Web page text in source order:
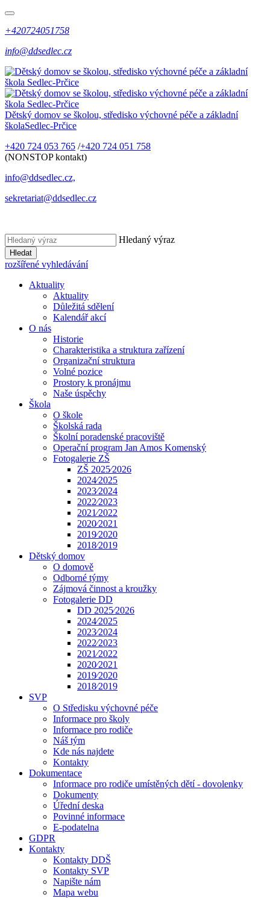
+420724051758
info@ddsedlec.cz
Dětský domov se školou, středisko výchovné péče a základní
školaSedlec-Prčice
+420 724 053 765 /+420 724 051 758
(NONSTOP kontakt)
info@ddsedlec.cz,
sekretariat@ddsedlec.cz
Hledaný výraz
Hledat
rozšířené vyhledávání
Aktuality
Aktuality
Důležitá sdělení
Kalendář akcí
O nás
Historie
Charakteristika a struktura zařízení
Organizační struktura
Volné pozice
Prostory k pronájmu
Naše úspěchy
Škola
O škole
Školská rada
Školní poradenské pracoviště
Operační program Jan Amos Komenský
Fotogalerie ZŠ
ZŠ 2025⁄2026
2024⁄2025
2023⁄2024
2022⁄2023
2021⁄2022
2020⁄2021
2019⁄2020
2018⁄2019
Dětský domov
O domově
Odborné týmy
Zájmová činnost a kroužky
Fotogalerie DD
DD 2025⁄2026
2024⁄2025
2023⁄2024
2022⁄2023
2021⁄2022
2020⁄2021
2019⁄2020
2018⁄2019
SVP
O Středisku výchovné péče
Informace pro školy
Informace pro rodiče
Náš tým
Kde nás najdete
Kontakty
Dokumentace
Informace pro rodiče umístěných dětí - dovolenky
Dokumenty
Úřední deska
Povinné informace
E-podatelna
GDPR
Kontakty
Kontakty DDŠ
Kontakty SVP
Napište nám
Mapa webu